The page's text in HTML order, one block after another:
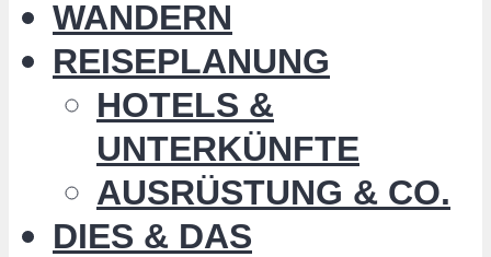
WANDERN
REISEPLANUNG
HOTELS &
UNTERKÜNFTE
AUSRÜSTUNG & CO.
DIES & DAS